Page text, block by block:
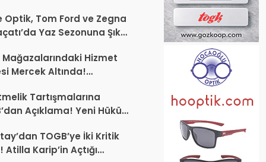
Optik, Tom Ford ve Zegna
Yaz Sezonuna Şık
Hizmet
Mercek Altında!
Tartışmalarına
Açıklama! Yeni Hüküm
TOGB’ye İki Kritik
Atilla Karip’in Açtığı